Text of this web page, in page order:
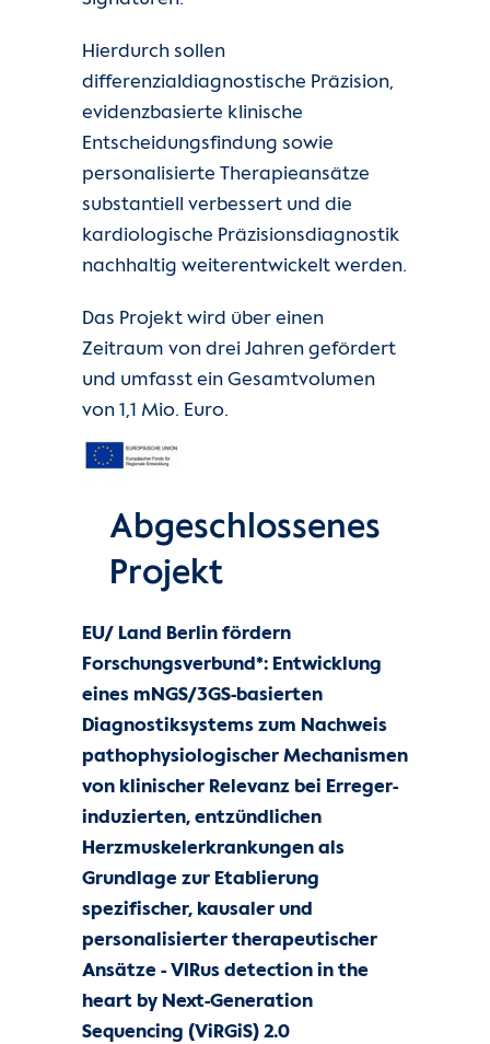
Hierdurch sollen
differenzialdiagnostische Präzision,
evidenzbasierte klinische
Entscheidungsfindung sowie
personalisierte Therapieansätze
substantiell verbessert und die
kardiologische Präzisionsdiagnostik
nachhaltig weiterentwickelt werden.
Das Projekt wird über einen
Zeitraum von drei Jahren gefördert
und umfasst ein Gesamtvolumen
von 1,1 Mio. Euro.
Abgeschlossenes
Projekt
EU/ Land Berlin fördern
Forschungsverbund*: Entwicklung
eines mNGS/3GS-basierten
Diagnostiksystems zum Nachweis
pathophysiologischer Mechanismen
von klinischer Relevanz bei Erreger-
induzierten, entzündlichen
Herzmuskelerkrankungen als
Grundlage zur Etablierung
spezifischer, kausaler und
personalisierter therapeutischer
Ansätze - VIRus detection in the
heart by Next-Generation
Sequencing (ViRGiS) 2.0